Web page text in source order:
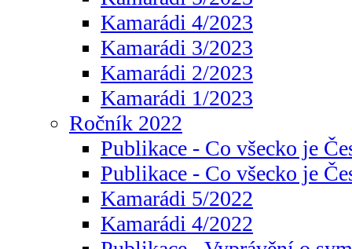
Kamarádi 4/2023
Kamarádi 3/2023
Kamarádi 2/2023
Kamarádi 1/2023
Ročník 2022
Publikace - Co všecko je
Publikace - Co všecko je
Kamarádi 5/2022
Kamarádi 4/2022